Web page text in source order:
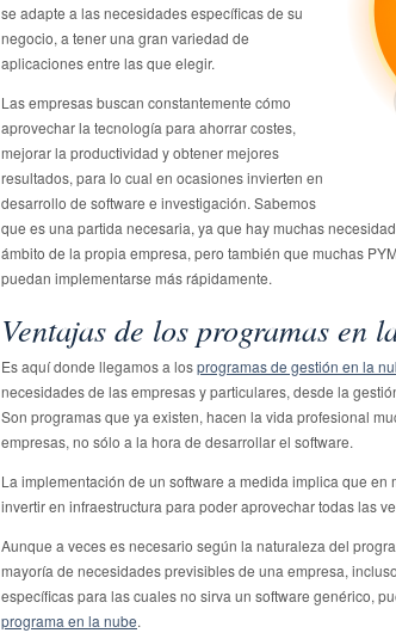
se adapte a las necesidades específicas de su
negocio, a tener una gran variedad de
aplicaciones entre las que elegir.
Las empresas buscan constantemente cómo
aprovechar la tecnología para ahorrar costes,
mejorar la productividad y obtener mejores
resultados, para lo cual en ocasiones invierten en
desarrollo de software e investigación. Sabemos
que es una partida necesaria, ya que hay muchas
ámbito de la propia empresa, pero también que muchas
puedan implementarse más rápidamente.
Ventajas de los programas en
Es aquí donde llegamos a losprogramas de gestión en la
necesidades de las empresas y particulares, desde la
Son programas que ya existen, hacen la vida profesional
empresas, no sólo a la hora de desarrollar el software.
La implementación de un software a medida implica que
invertir en infraestructura para poder aprovechar todas las
Aunque a veces es necesario según la naturaleza del
mayoría de necesidades previsibles de una empresa,
específicas para las cuales no sirva un software genérico,
programa en la nube.